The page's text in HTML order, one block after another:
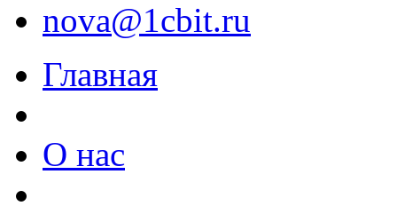
nova@1cbit.ru
Главная
О нас